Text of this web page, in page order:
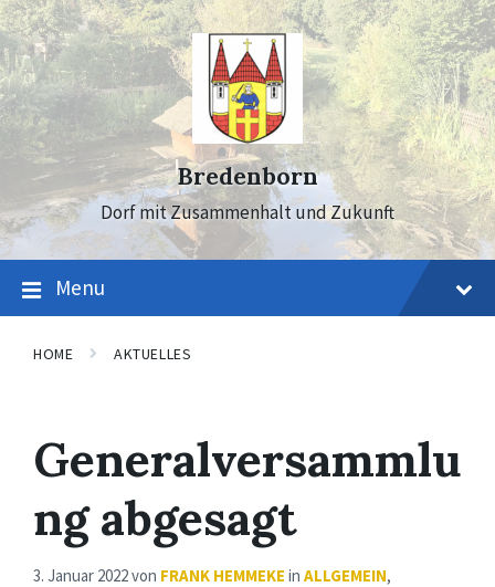
Skip
to
content
Skip
to
main
navigation
Skip
to
footer
Bredenborn
Dorf mit Zusammenhalt und Zukunft
Menu
HOME AKTUELLES
Generalversammlu
ng abgesagt
3. Januar 2022von FRANK HEMMEKE in ALLGEMEIN,